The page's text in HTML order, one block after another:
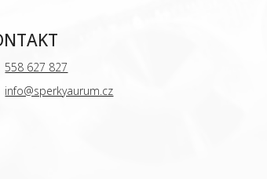
558 627 827
info@sperkyaurum.cz